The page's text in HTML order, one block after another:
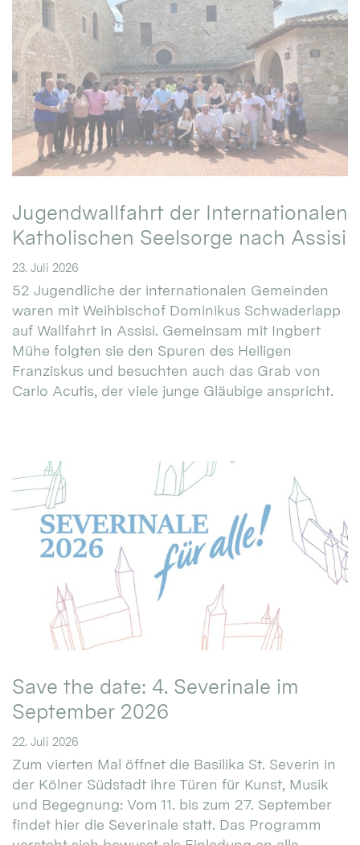
Jugendwallfahrt der Internationalen
Katholischen Seelsorge nach Assisi
23. Juli 2026
52 Jugendliche der internationalen Gemeinden
waren mit Weihbischof Dominikus Schwaderlapp
auf Wallfahrt in Assisi. Gemeinsam mit Ingbert
Mühe folgten sie den Spuren des Heiligen
Franziskus und besuchten auch das Grab von
Carlo Acutis, der viele junge Gläubige anspricht.
Save the date: 4. Severinale im
September 2026
22. Juli 2026
Zum vierten Mal öffnet die Basilika St. Severin in
der Kölner Südstadt ihre Türen für Kunst, Musik
und Begegnung: Vom 11. bis zum 27. September
findet hier die Severinale statt. Das Programm